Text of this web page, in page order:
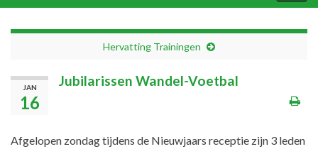
Hervatting Trainingen
JAN
16
Jubilarissen Wandel-Voetbal
Afgelopen zondag tijdens de Nieuwjaars receptie zijn 3 leden